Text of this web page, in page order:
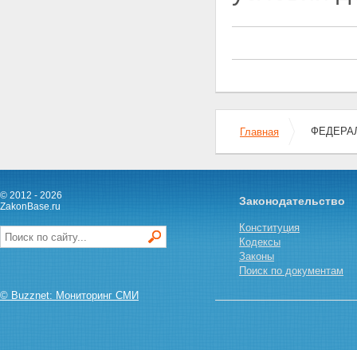
Главная
© 2012 - 2026
ZakonBase.ru
© Buzznet: Мониторинг СМИ
Законодательство
Конституция
Кодексы
Законы
Поиск по документам